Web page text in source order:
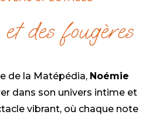
des fougères
de la Matépédia, Noémie
dans son univers intime et
vibrant, où chaque note